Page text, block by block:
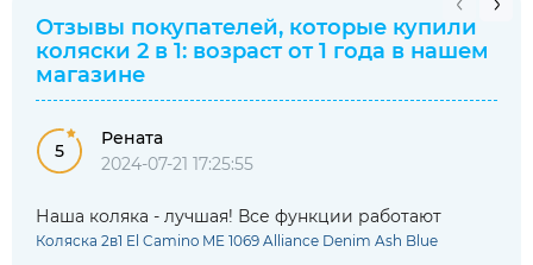
Отзывы покупателей, которые купили
коляски 2 в 1: возраст от 1 года в нашем
магазине
5
Рената
2024-07-21 17:25:55
Наша коляка - лучшая! Все функции работают
Коляска 2в1 El Camino ME 1069 Alliance Denim Ash Blue